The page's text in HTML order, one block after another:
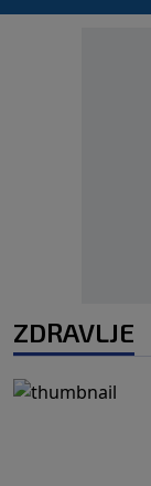
ZDRAVLJE